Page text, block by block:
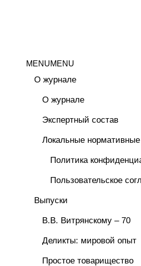
MENUMENU
О журнале
О журнале
Экспертный состав
Локальные нормативные
Политика
Пользовательское
Выпуски
В.В. Витрянскому – 70
Деликты: мировой опыт
Простое товарищество